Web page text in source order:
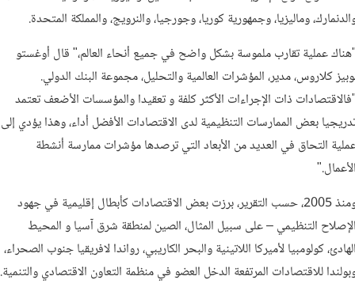
وماليزيا، وجمهورية كوريا، وجورجيا، والنرويج، والمملكة المتحدة.
عملية تقارب ملموسة بشكل واضح في جميع أنحاء العالم،" قال أوغستو
كلاروس، مدير، المؤشرات العالمية والتحليل، مجموعة البنك الدولي.
ذات الإجراءات الأكثر كلفة و تعقيدا والمؤسسات الأضعف تعتمد
بعض الممارسات التنظيمية لدى الاقتصادات الأفضل أداء، وهذا يؤدي إلى
التحاق في العديد من الأبعاد التي ترصدها مؤشرات ممارسة أنشطة
ومنذ 2005، حسب التقرير، برزت بعض الاقتصادات كأبطال إقليمية في جهود
التنظيمي – على سبيل المثال، الصين لمنطقة شرق آسيا و المحيط
كولومبيا لأميركا اللاتينية والبحر الكاريبي، رواندا لافريقيا جنوب الصحراء،
للاقتصادات المرتفعة الدخل العضو في منظمة التعاون الاقتصادي والتنمية.